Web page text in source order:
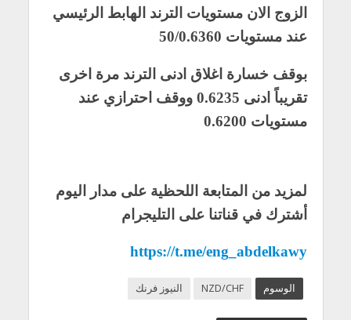
الزوج الان مستويات الترند الهابط الرئيسي
عند مستويات 50/0.6360
بوقف خسارة اغلاق ادنى الترند مرة اخرى
تقريباً ادنى 0.6235 ووقف احترازي عند
مستويات 0.6200
لمزيد من المتابعة اللحظية على مدار اليوم
أشترك في قناتنا على التليجرام
https://t.me/eng_abdelkawy
الوسوم NZD/CHF النيوز فرنك